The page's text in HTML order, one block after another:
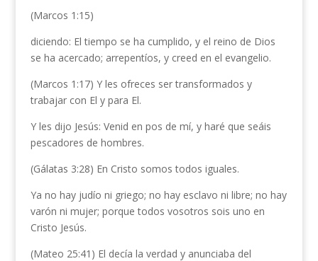
(Marcos 1:15)
diciendo: El tiempo se ha cumplido, y el reino de Dios
se ha acercado; arrepentíos, y creed en el evangelio.
(Marcos 1:17) Y les ofreces ser transformados y
trabajar con El y para El.
Y les dijo Jesús: Venid en pos de mí, y haré que seáis
pescadores de hombres.
(Gálatas 3:28) En Cristo somos todos iguales.
Ya no hay judío ni griego; no hay esclavo ni libre; no hay
varón ni mujer; porque todos vosotros sois uno en
Cristo Jesús.
(Mateo 25:41) El decía la verdad y anunciaba del